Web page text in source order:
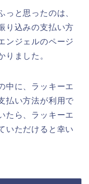
っと思ったのは、
り込みの支払い方
ンジェルのページ
りました。
中に、ラッキーエ
払い方法が利用で
たら、ラッキーエ
いただけると幸い